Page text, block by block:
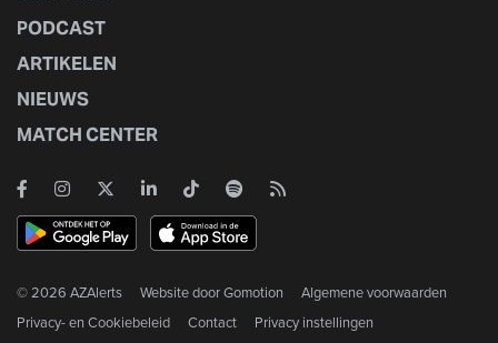
PODCAST
ARTIKELEN
NIEUWS
MATCH CENTER
© 2026 AZAlerts Website doorGomotion
Algemene voorwaarden
Privacy- en Cookiebeleid
Contact Privacy instellingen